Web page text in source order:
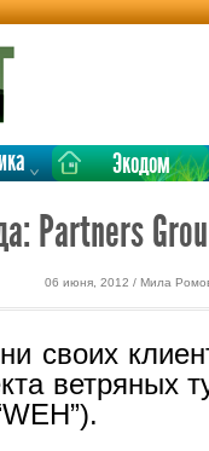
Экодом
Partners
06 июня, 2012 / Мила
своих
ветряных